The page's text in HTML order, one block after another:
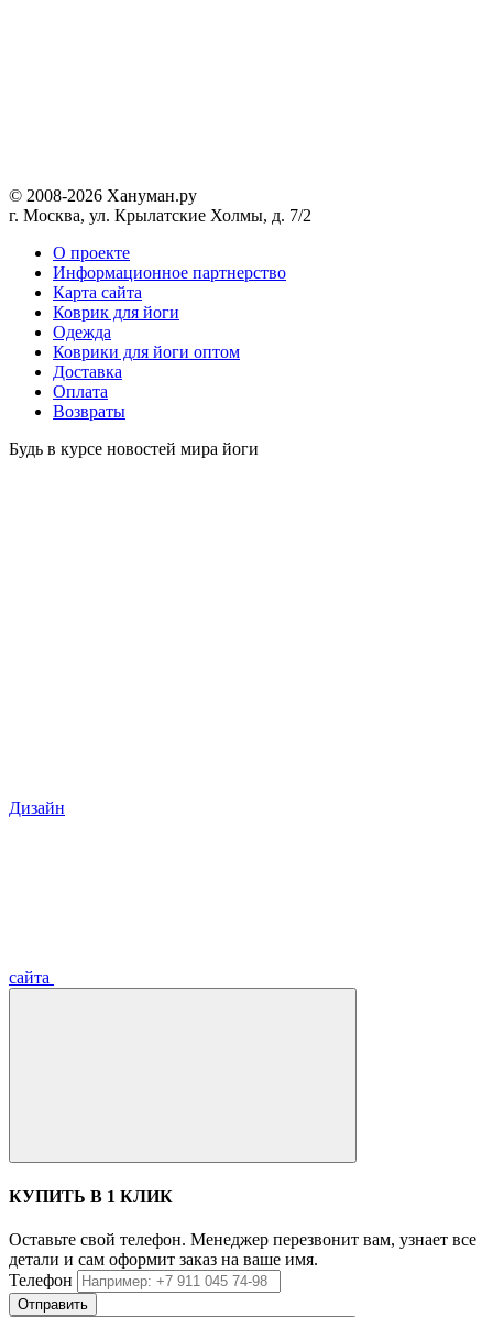
© 2008-2026 Хануман.ру
г. Москва, ул. Крылатские Холмы, д. 7/2
O проекте
Информационное партнерство
Карта сайта
Коврик для йоги
Одежда
Коврики для йоги оптом
Доставка
Оплата
Возвраты
Будь в курсе новостей мира йоги
Дизайн
сайта
КУПИТЬ В 1 КЛИК
Оставьте свой телефон. Менеджер перезвонит вам, узнает все
детали и сам оформит заказ на ваше имя.
Телефон
Отправить